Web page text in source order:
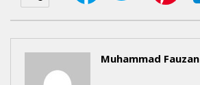
Muhammad Fauzan